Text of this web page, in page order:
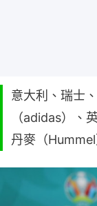
意大利、瑞士
（adidas）、
丹麥（Hummel